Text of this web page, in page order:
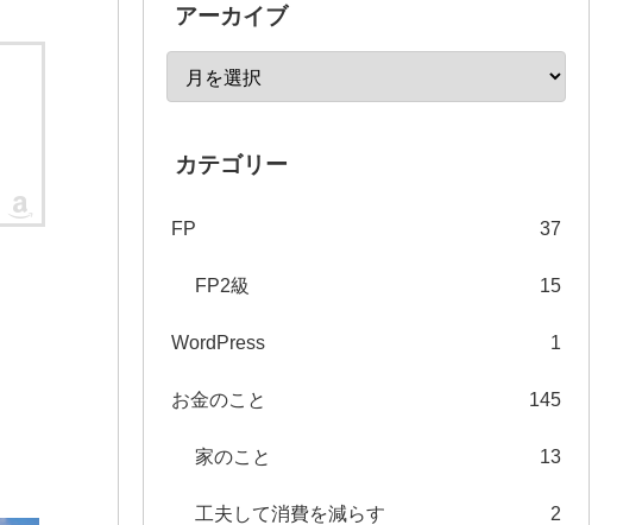
アーカイブ
カテゴリー
FP 37
FP2級 15
WordPress 1
お金のこと 145
家のこと 13
工夫して消費を減らす 2